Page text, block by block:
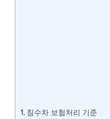
침수차 보험처리 기준